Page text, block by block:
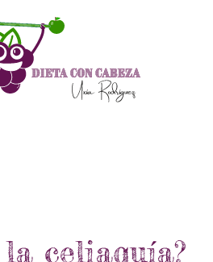
la celiaquía?